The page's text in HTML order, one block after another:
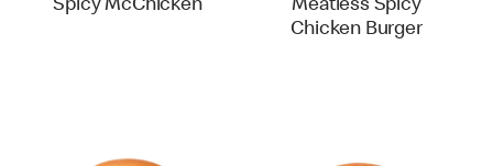
Spicy McChicken
Meatless Spicy
Chicken Burger